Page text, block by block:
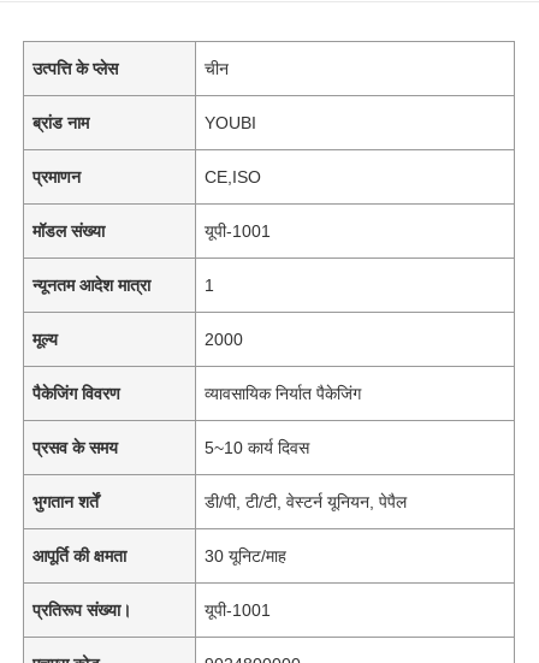
उत्पत्ति के प्लेस चीन
ब्रांड नाम YOUBI
प्रमाणन CE,ISO
मॉडल संख्या यूपी-1001
न्यूनतम आदेश मात्रा 1
मूल्य 2000
पैकेजिंग विवरण व्यावसायिक निर्यात पैकेजिंग
प्रसव के समय 5~10 कार्य दिवस
भुगतान शर्तें डी/पी, टी/टी, वेस्टर्न यूनियन, पेपैल
आपूर्ति की क्षमता 30 यूनिट/माह
प्रतिरूप संख्या। यूपी-1001